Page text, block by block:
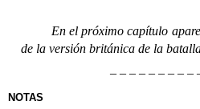
En el próximo capítulo
de la versión británica de la
– – – – – – – – –
NOTAS